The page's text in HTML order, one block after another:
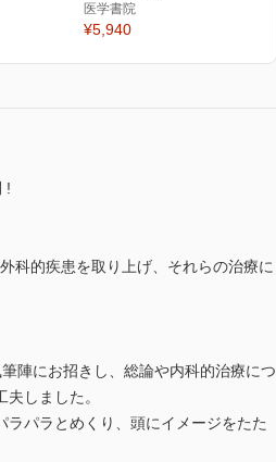
医学書院
¥5,940
!
科的疾患を取り上げ、それらの治療に
陣にお招きし、総論や内科的治療につ
しました。
パラとめくり、頭にイメージをたた